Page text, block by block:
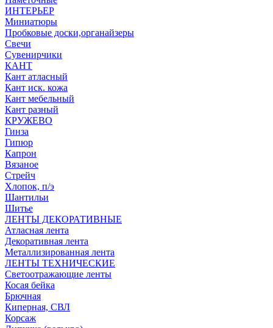
ИНТЕРЬЕР
Миниатюры
Пробковые доски,органайзеры
Свечи
Сувенирчики
КАНТ
Кант атласный
Кант иск. кожа
Кант мебельный
Кант разный
КРУЖЕВО
Гинза
Гипюр
Капрон
Вязаное
Стрейч
Хлопок, п/э
Шантильи
Шитье
ЛЕНТЫ ДЕКОРАТИВНЫЕ
Атласная лента
Декоративная лента
Металлизированная лента
ЛЕНТЫ ТЕХНИЧЕСКИЕ
Светоотражающие ленты
Косая бейка
Брючная
Киперная, СВЛ
Корсаж